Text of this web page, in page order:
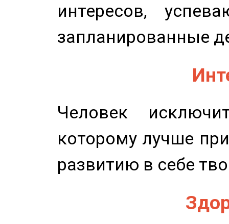
интересов,
запланированные
Человек
которому лучше
развитию в себе